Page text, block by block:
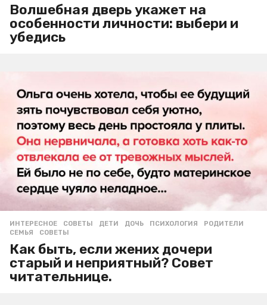
Волшебная дверь укажет на
особенности личности: выбери и
убедись
ИНТЕРЕСНОЕ ,СОВЕТЫ ДЕТИ ,ДОЧЬ ,ПСИХОЛОГИЯ ,РОДИТЕЛИ
СЕМЬЯ
,СОВЕТЫ
Как быть, если жених дочери
старый и неприятный? Совет
читательнице.